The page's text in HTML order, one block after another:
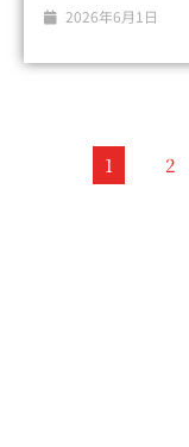
2026年6月1日
1 2